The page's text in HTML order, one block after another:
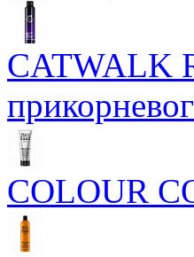
CATWALK
COLOUR